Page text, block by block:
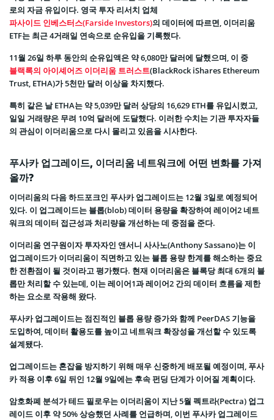
로의 자금 유입이다. 영국 투자 리서치 업체
파사이드 인베스터스(Farside Investors)의 데이터에 따르면, 이더리움
ETF는 최근 4거래일 연속으로 순유입을 기록했다.
11월 26일 하루 동안의 순유입액은 약 6,080만 달러에 달했으며, 이 중
블랙록의 아이셰어즈 이더리움 트러스트(BlackRock iShares Ethereum
Trust, ETHA)가 5천만 달러 이상을 차지했다.
특히 같은 날 ETHA는 약 5,039만 달러 상당의 16,629 ETH를 유입시켰고,
일일 거래량은 무려 10억 달러에 도달했다. 이러한 수치는 기관 투자자들
의 관심이 이더리움으로 다시 몰리고 있음을 시사한다.
푸사카 업그레이드, 이더리움 네트워크에 어떤 변화를 가져
올까?
이더리움의 다음 하드포크인 푸사카 업그레이드는 12월 3일로 예정되어
있다. 이 업그레이드는 블롭(blob) 데이터 용량을 확장하여 레이어2 네트
워크의 데이터 접근성과 처리량을 개선하는 데 중점을 준다.
이더리움 연구원이자 투자자인 앤서니 사사노(Anthony Sassano)는 이
업그레이드가 이더리움이 직면하고 있는 블롭 용량 한계를 해소하는 중요
한 전환점이 될 것이라고 평가했다. 현재 이더리움은 블록당 최대 6개의 블
롭만 처리할 수 있는데, 이는 레이어1과 레이어2 간의 데이터 흐름을 제한
하는 요소로 작용해 왔다.
푸사카 업그레이드는 점진적인 블롭 용량 증가와 함께 PeerDAS 기능을
도입하여, 데이터 활용도를 높이고 네트워크 확장성을 개선할 수 있도록
설계됐다.
업그레이드는 혼잡을 방지하기 위해 매우 신중하게 배포될 예정이며, 푸사
카 적용 이후 6일 뒤인 12월 9일에는 후속 펀딩 단계가 이어질 계획이다.
암호화폐 분석가 테드 필로우는 이더리움이 지난 5월 펙트라(Pectra) 업그
레이드 이후 약 50% 상승했던 사례를 언급하며, 이번 푸사카 업그레이드